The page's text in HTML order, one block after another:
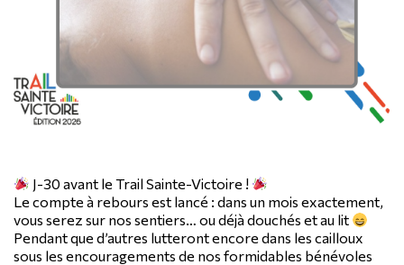
J-30 avant le Trail Sainte-Victoire !
Le compte à rebours est lancé : dans un mois exactement,
vous serez sur nos sentiers… ou déjà douchés et au lit
Pendant que d’autres lutteront encore dans les cailloux
sous les encouragements de nos formidables bénévoles